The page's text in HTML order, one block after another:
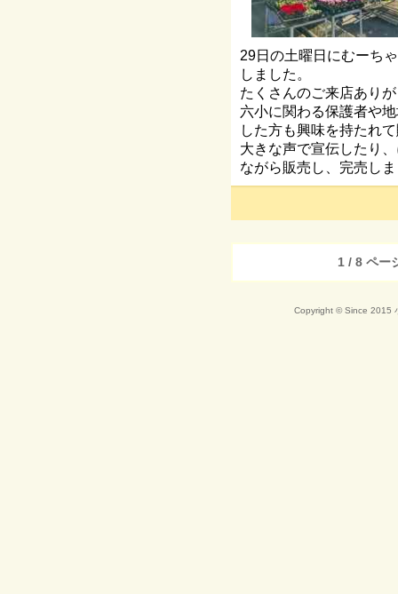
29日の土曜日にむーち
しました。
たくさんのご来店あり
六小に関わる保護者や
した方も興味を持たれ
大きな声で宣伝したり
ながら販売し、完売し
1 / 8 ペー
Copyright © Since 2015